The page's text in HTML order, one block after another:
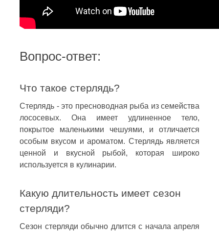
Вопрос-ответ:
Что такое стерлядь?
Стерлядь - это пресноводная рыба из семейства
лососевых. Она имеет удлиненное тело,
покрытое маленькими чешуями, и отличается
особым вкусом и ароматом. Стерлядь является
ценной и вкусной рыбой, которая широко
используется в кулинарии.
Какую длительность имеет сезон
стерляди?
Сезон стерляди обычно длится с начала апреля